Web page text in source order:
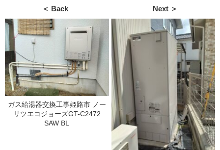
＜ Back
ガス給湯器交換工事姫路市 ノー
リツエコジョーズGT-C2472
SAW BL
Next ＞